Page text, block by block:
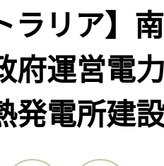
ラリア】
府運営電
発電所建